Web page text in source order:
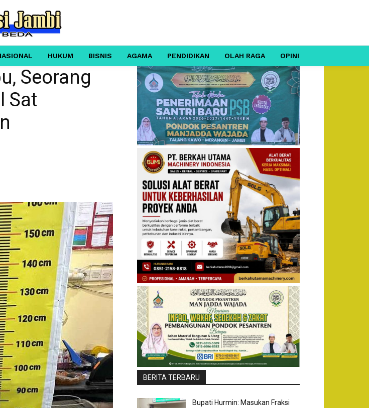
HUKUM BISNIS AGAMA PENDIDIKAN OLAH RAGA OPINI
Seorang
Sat
BERITA TERBARU
Bupati Hurmin: Masukan Fraksi